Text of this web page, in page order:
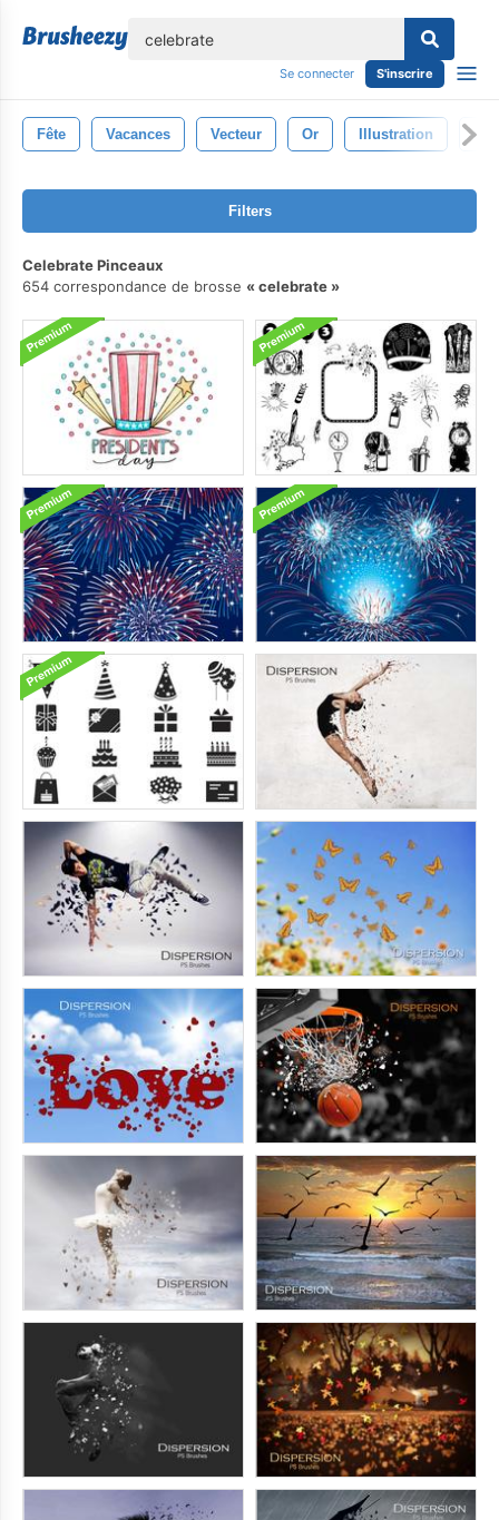
Se connecter S'inscrire
Fête Vacances Vecteur Or Illustration
Filters
Celebrate Pinceaux
654 correspondance de brosse
celebrate